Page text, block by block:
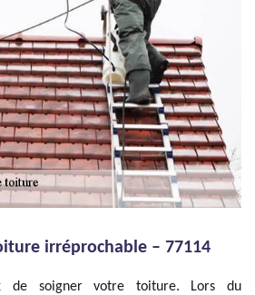
irréprochable – 77114
de soigner votre toiture. Lors du